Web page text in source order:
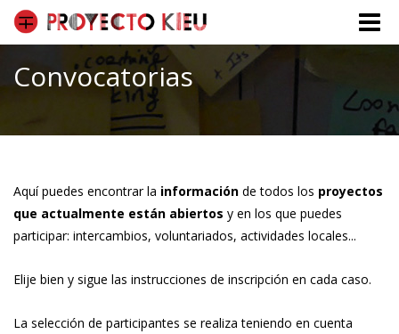
Toggle
Convocatorias
Aquí puedes encontrar la información de todos los proyectos
que actualmente están abiertos y en los que puedes
participar: intercambios, voluntariados, actividades locales...
Elije bien y sigue las instrucciones de inscripción en cada caso.
La selección de participantes se realiza teniendo en cuenta